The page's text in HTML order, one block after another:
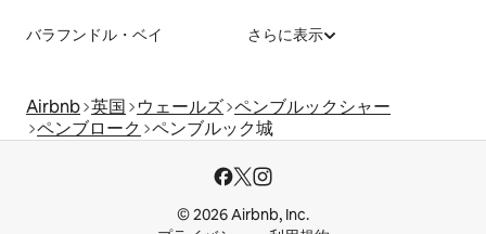
バラフンドル・ベイ さらに表示
Airbnb 英国 ウェールズ ペンブルックシャー
ペンブローク
ペンブルック城
© 2026 Airbnb, Inc.